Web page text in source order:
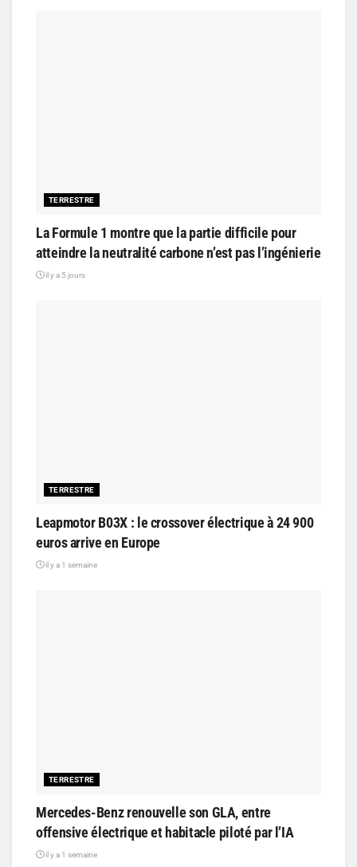
TERRESTRE
La Formule 1 montre que la partie difficile pour
atteindre la neutralité carbone n’est pas l’ingénierie
il y a 5 jours
TERRESTRE
Leapmotor B03X : le crossover électrique à 24 900
euros arrive en Europe
il y a 1 semaine
TERRESTRE
Mercedes-Benz renouvelle son GLA, entre
offensive électrique et habitacle piloté par l’IA
il y a 1 semaine